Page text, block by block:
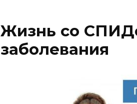
Жизнь со
заболевания